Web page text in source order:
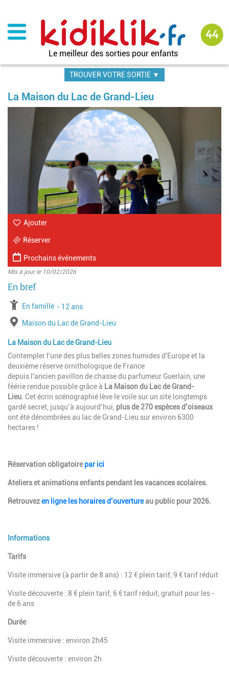
contenu
principal
Le meilleur des sorties pour enfants
TROUVER VOTRE SORTIE ▼
La Maison du Lac de Grand-Lieu
Ajouter
Réserver
Prochains événements
Mis à jour le 10/02/2026
à partir de
En famille jusqu'à l'âge de
12 ans
Lieu
Maison du Lac de Grand-Lieu
La Maison du Lac de Grand-Lieu
Contempler l'une des plus belles zones humides d'Europe et la
deuxième réserve ornithologique de France
depuis l'ancien pavillon de chasse du parfumeur Guerlain, une
féérie rendue possible grâce à La Maison du Lac de Grand-
Lieu . Cet écrin scénographié lève le voile sur un site longtemps
gardé secret, jusqu’à aujourd’hui, plus de 270 espèces d’oiseaux
ont été dénombrées au lac de Grand-Lieu sur environ 6300
hectares !
Réservation obligatoirepar ici
Ateliers et animations enfants pendant les vacances scolaires.
Retrouvezen ligne les horaires d’ouvertureau public pour 2026.
Informations
Tarifs
Visite immersive (à partir de 8 ans) : 12 € plein tarif, 9 € tarif réduit
Visite découverte : 8 € plein tarif, 6 € tarif réduit, gratuit pour les -
de 6 ans
Durée
Visite immersive : environ 2h45
Visite découverte : environ 2h